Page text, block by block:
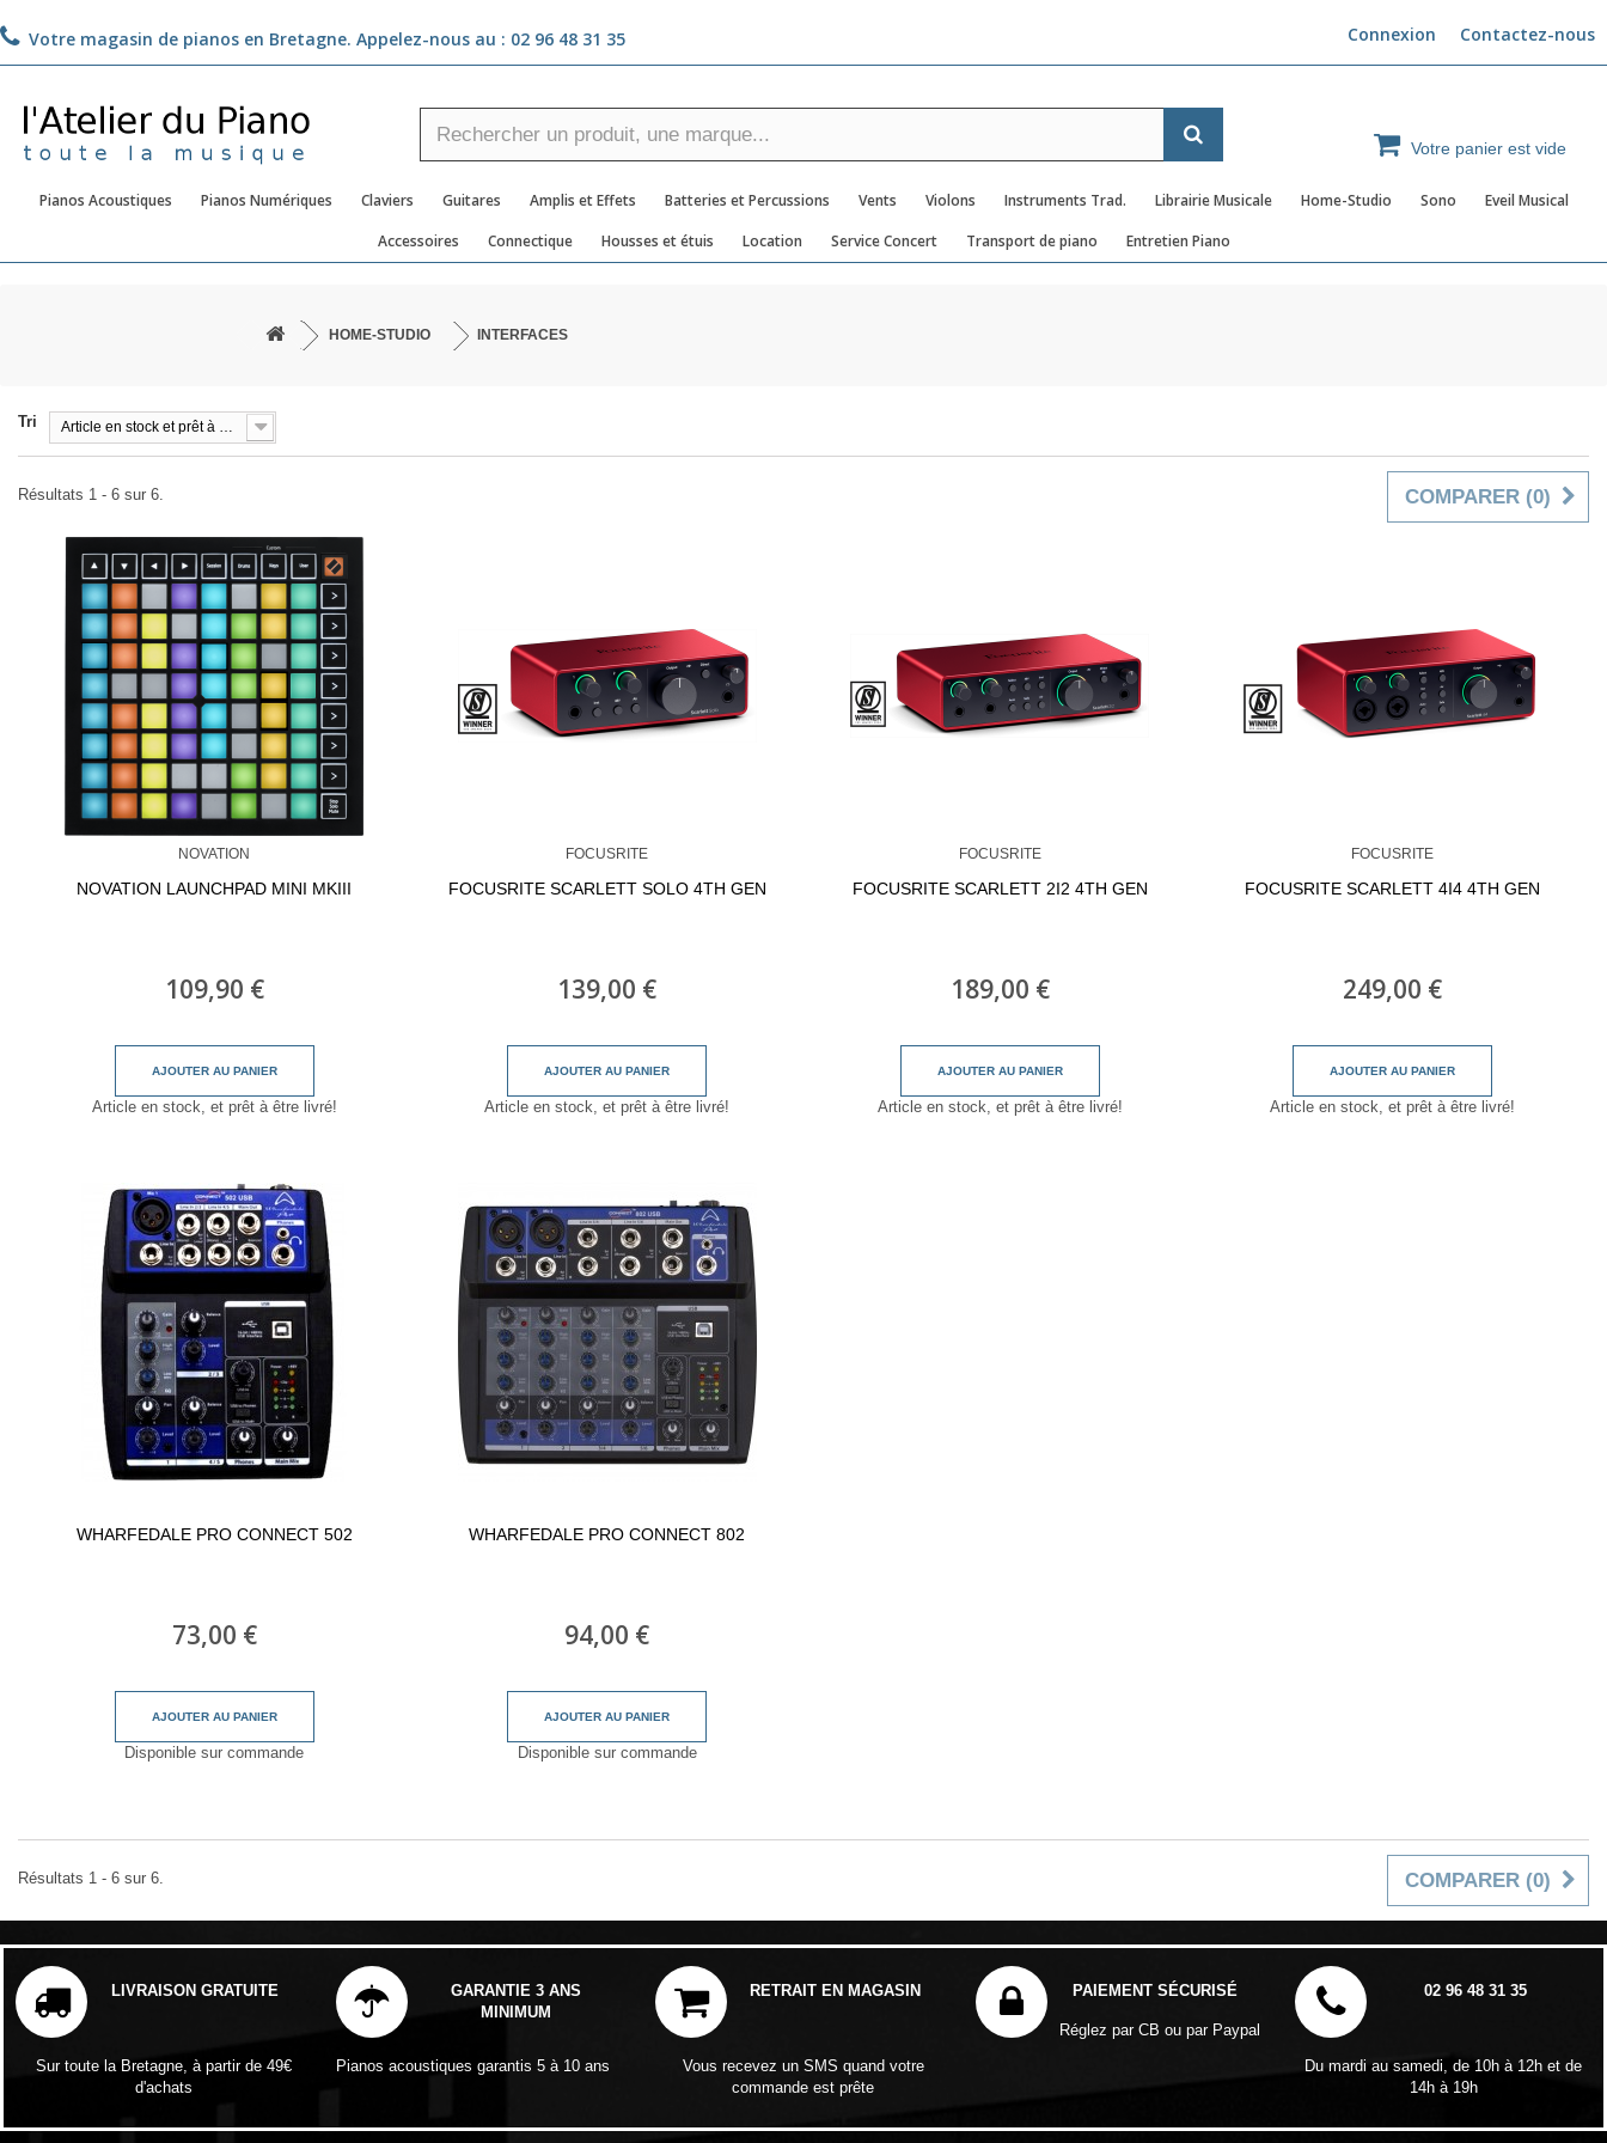
Contactez-nous
Votre magasin de pianos en Bretagne. Appelez-nous au : 02 96 48 31 35 Connexion
Votre panier est vide
Pianos Acoustiques Pianos Numériques Claviers Guitares Amplis et Effets Batteries et Percussions Vents Violons Instruments Trad. Librairie Musicale Home-Studio Sono
Eveil Musical
Accessoires
Connectique Housses et étuis Location Service Concert Transport de piano Entretien Piano
HOME-STUDIO INTERFACES
Tri Article en stock et prêt à être livré!
COMPARER (0)
Résultats 1 - 6 sur 6.
NOVATION
NOVATION LAUNCHPAD MINI MKIII
109,90 €
AJOUTER AU PANIER
Article en stock, et prêt à être livré!
FOCUSRITE
FOCUSRITE SCARLETT SOLO 4TH GEN
139,00 €
AJOUTER AU PANIER
Article en stock, et prêt à être livré!
FOCUSRITE
FOCUSRITE SCARLETT 2I2 4TH GEN
189,00 €
AJOUTER AU PANIER
Article en stock, et prêt à être livré!
FOCUSRITE
FOCUSRITE SCARLETT 4I4 4TH GEN
249,00 €
AJOUTER AU PANIER
Article en stock, et prêt à être livré!
WHARFEDALE PRO CONNECT 502
73,00 €
AJOUTER AU PANIER
Disponible sur commande
WHARFEDALE PRO CONNECT 802
94,00 €
AJOUTER AU PANIER
Disponible sur commande
COMPARER (0)
Résultats 1 - 6 sur 6.
LIVRAISON GRATUITE
Sur toute la Bretagne, à partir de 49€
d'achats
GARANTIE 3 ANS
MINIMUM
Pianos acoustiques garantis 5 à 10 ans
RETRAIT EN MAGASIN
Vous recevez un SMS quand votre
commande est prête
PAIEMENT SÉCURISÉ
Réglez par CB ou par Paypal
02 96 48 31 35
Du mardi au samedi, de 10h à 12h et de
14h à 19h